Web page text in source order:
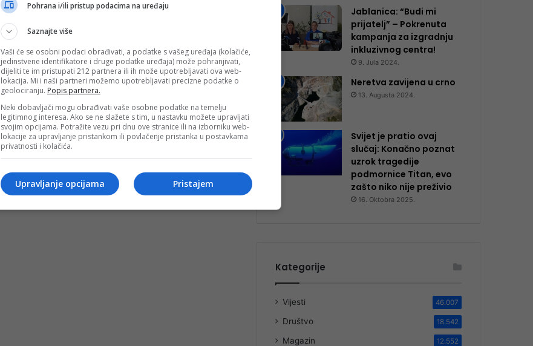
Poznati fotograf Boris Trogrančić podijelio je sa nama
jedinstvene vode: zaleđena obala, snijeg koji…
Pročitaj više
Jablanica: “Budi mi
prijatelj” – Pokrenuta
kampanja za izgradnju
inkluzivnog centra!
9. Jula 2024.
Neretva zavijena u crno
13. Augusta 2024.
Svijet je pratio ovaj
slučaj: Konačno poznat
uzrok tragedije
podmornice Titan, evo
zašto niko nije preživio
16. Oktobra 2025.
Kategorije
Vijesti 46.007
Društvo 18.542
Magazin 12.552
Pohrana i/ili pristup podacima na uređaju
Saznajte više
Vaši će se osobni podaci obrađivati, a podatke s vašeg uređaja (kolačiće,
jedinstvene identifikatore i druge podatke uređaja) može pohranjivati,
dijeliti te im pristupati 212 partnera ili ih može upotrebljavati ova web-
lokacija. Mi i naši partneri možemo upotrebljavati precizne podatke o
geolociranju. Popis partnera.
Neki dobavljači mogu obrađivati vaše osobne podatke na temelju
legitimnog interesa. Ako se ne slažete s tim, u nastavku možete upravljati
svojim opcijama. Potražite vezu pri dnu ove stranice ili na izborniku web-
lokacije za upravljanje pristankom ili povlačenje pristanka u postavkama
privatnosti i kolačića.
Pristajem
Upravljanje opcijama